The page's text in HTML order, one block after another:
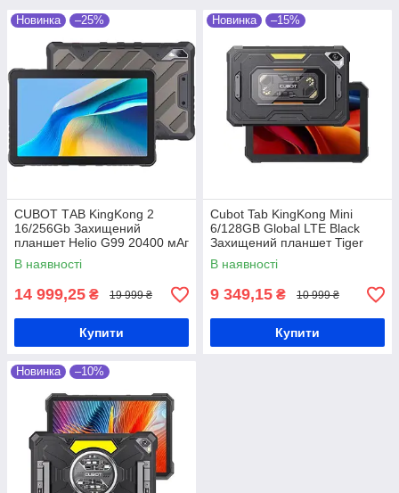
Новинка –25%
CUBOT ТАВ KingKong 2
16/256Gb Захищений
планшет Helio G99 20400 мАг
В наявності
14 999,25 ₴ 19 999 ₴
Купити
Новинка –15%
Cubot Tab KingKong Mini
6/128GB Global LTE Black
Захищений планшет Tiger
T615 10200 мАг
В наявності
9 349,15 ₴ 10 999 ₴
Купити
Новинка –10%